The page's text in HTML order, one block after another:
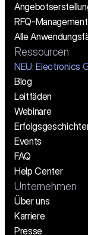
RFQ-Management
Alle
Ressourcen
NEU: Electronics
Blog
Leitfäden
Webinare
Events
FAQ
Help Center
Unternehmen
Über uns
Karriere
Presse